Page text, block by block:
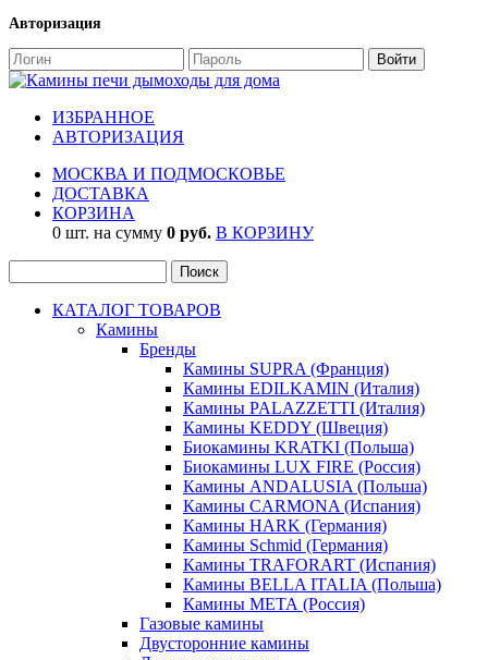
Авторизация
ИЗБРАННОЕ
АВТОРИЗАЦИЯ
МОСКВА И ПОДМОСКОВЬЕ
ДОСТАВКА
КОРЗИНА
0 шт. на сумму 0 руб. В КОРЗИНУ
КАТАЛОГ ТОВАРОВ
Камины
Бренды
Камины SUPRA (Франция)
Камины EDILKAMIN (Италия)
Камины PALAZZETTI (Италия)
Камины KEDDY (Швеция)
Биокамины KRATKI (Польша)
Биокамины LUX FIRE (Россия)
Камины ANDALUSIA (Польша)
Камины CARMONA (Испания)
Камины HARK (Германия)
Камины Schmid (Германия)
Камины TRAFORART (Испания)
Камины BELLA ITALIA (Польша)
Камины МЕТА (Россия)
Газовые камины
Двусторонние камины